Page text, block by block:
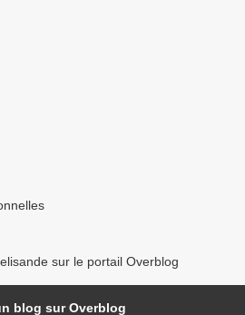
sur le portail Overblog
blog sur Overblog